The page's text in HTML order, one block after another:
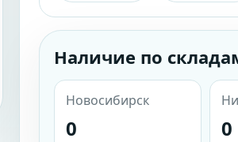
Наличие по
Новосибирск
0 0